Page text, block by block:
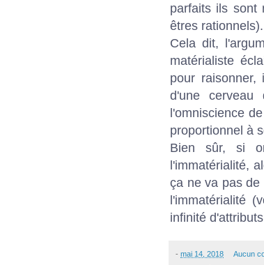
parfaits ils sont
êtres rationnels).
Cela dit,
matérialiste
pour
d'une
l'omniscience
proportionnel à
Bien sûr, si
l'immatérialité,
ça ne va pas de
l'immatérialité
infinité
- mai 14, 2018 Aucun